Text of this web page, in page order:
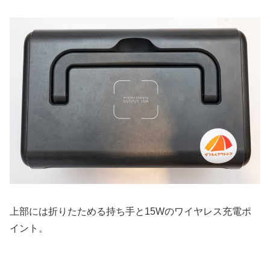
上部には折りたためる持ち手と15Wのワイヤレス充電ポ
イント。